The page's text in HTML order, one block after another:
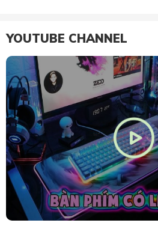
YOUTUBE CHANNEL